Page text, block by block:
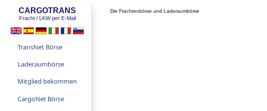
CARGOTRANS
Fracht / LKW per E-Mail
TransNet Börse
Laderaumbörse
Mitglied bekommen
CargoNet Börse
Die Frachtenbörse und Laderaumbörse